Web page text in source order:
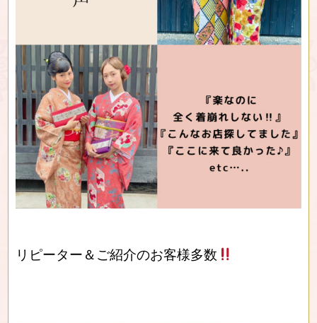
リピーター＆ご紹介のお客様多数